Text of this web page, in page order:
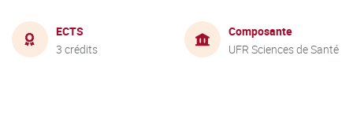
ECTS
3 crédits
Composante
UFR Sciences de Santé